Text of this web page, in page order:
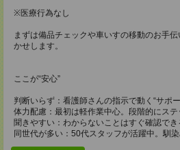
※医療行為なし
まずは備品チェックや車いすの移動のお手
かせします。
ここが“安心”
判断いらず：看護師さんの指示で動く“サポ
体力配慮：最初は軽作業中心。段階的にステ
聞きやすい：わからないことはすぐ確認でき
同世代が多い：50代スタッフが活躍中。馴染